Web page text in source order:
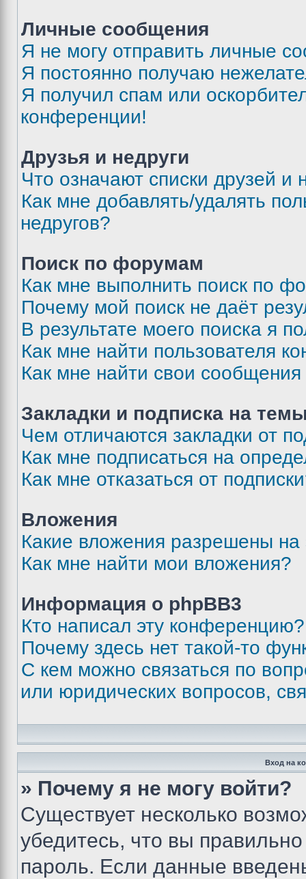
Личные сообщения
Я не могу отправить личные
Я постоянно получаю
Я получил спам или
конференции!
Друзья и недруги
Что означают списки друзей и
Как мне добавлять/удалять
недругов?
Поиск по форумам
Как мне выполнить поиск по
Почему мой поиск не даёт
В результате моего поиска я
Как мне найти пользователя
Как мне найти свои
Закладки и подписка на
Чем отличаются закладки от
Как мне подписаться на
Как мне отказаться от
Вложения
Какие вложения разрешены
Как мне найти мои вложения?
Информация о phpBB3
Кто написал эту конференцию?
Почему здесь нет такой-то
С кем можно связаться по
или юридических вопросов,
Вход на
» Почему я не могу войти?
Существует несколько
убедитесь, что вы
пароль. Если данные